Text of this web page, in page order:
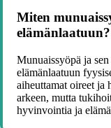
Miten
elämänlaatuun?
Munuaissyöpä ja
elämänlaatuun
aiheuttamat oireet ja
arkeen, mutta
hyvinvointia ja